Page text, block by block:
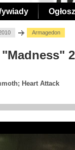
Armagedon
Heart Attack